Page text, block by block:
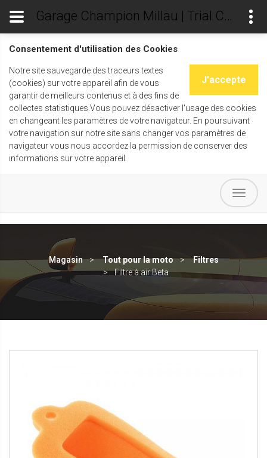
Consentement d'utilisation des Cookies
J'accepte
Notre site sauvegarde des traceurs textes
(cookies) sur votre appareil afin de vous
garantir de meilleurs contenus et à des fins de
collectes statistiques.Vous pouvez désactiver l'usage des cookies
en changeant les paramètres de votre navigateur. En poursuivant
votre navigation sur notre site sans changer vos paramètres de
navigateur vous nous accordez la permission de conserver des
informations sur votre appareil.
Garage Champion Millau | Trial Champ's
Magasin Tout pour la moto
Filtres
Filtre à air Beta